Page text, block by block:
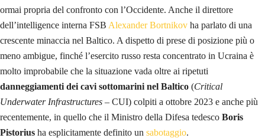
ormai propria del confronto con l’Occidente. Anche il direttore
dell’intelligence interna FSB Alexander Bortnikov ha parlato di una
crescente minaccia nel Baltico. A dispetto di prese di posizione più o
meno ambigue, finché l’esercito russo resta concentrato in Ucraina è
molto improbabile che la situazione vada oltre ai ripetuti
danneggiamenti dei cavi sottomarini nel Baltico (Critical
Underwater Infrastructures – CUI) colpiti a ottobre 2023 e anche più
recentemente, in quello che il Ministro della Difesa tedesco Boris
Pistorius ha esplicitamente definito un sabotaggio.